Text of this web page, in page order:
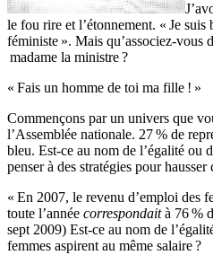
le fou rire et l’étonnement. « Je
féministe ». Mais qu’associez-vous
madame la ministre ?
« Fais un homme de toi ma fille ! »
Commençons par un univers que
l’Assemblée nationale. 27 % de
bleu. Est-ce au nom de l’égalité ou
penser à des stratégies pour hausser
« En 2007, le revenu d’emploi des
toute l’année correspondaità 76 %
sept 2009) Est-ce au nom de
femmes aspirent au même salaire ?